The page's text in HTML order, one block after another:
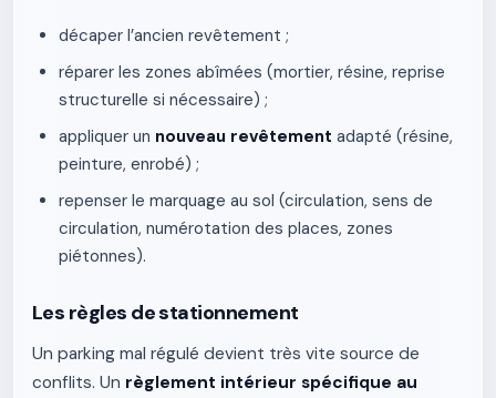
décaper l’ancien revêtement ;
réparer les zones abîmées (mortier, résine, reprise
structurelle si nécessaire) ;
appliquer un nouveau revêtement adapté (résine,
peinture, enrobé) ;
repenser le marquage au sol (circulation, sens de
circulation, numérotation des places, zones
piétonnes).
Les règles de stationnement
Un parking mal régulé devient très vite source de
conflits. Un règlement intérieur spécifique au